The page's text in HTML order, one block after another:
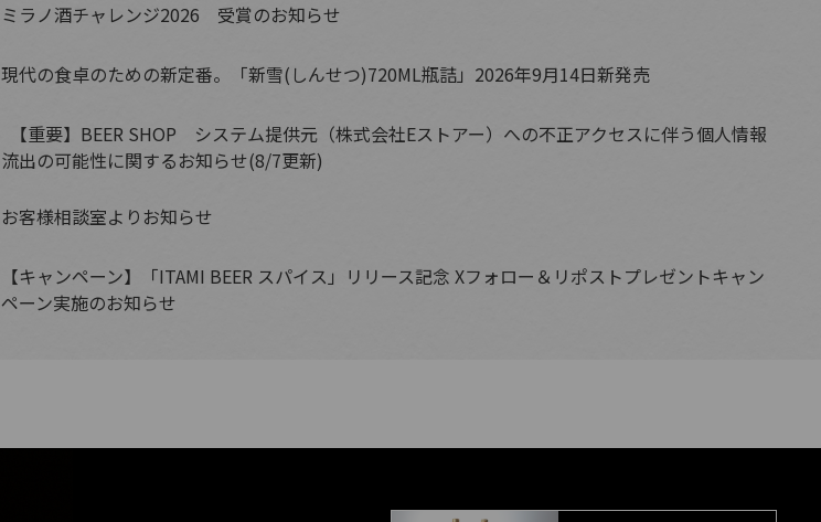
ミラノ酒チャレンジ2026 受賞のお知らせ
現代の食卓のための新定番。「新雪(しんせつ)720ML瓶詰」2026年9月14日新発売
【重要】BEER SHOP システム提供元（株式会社Eストアー）への不正アクセスに伴う個人情報
流出の可能性に関するお知らせ(8/7更新)
お客様相談室よりお知らせ
【キャンペーン】「ITAMI BEER スパイス」リリース記念 Xフォロー＆リポストプレゼントキャン
ペーン実施のお知らせ